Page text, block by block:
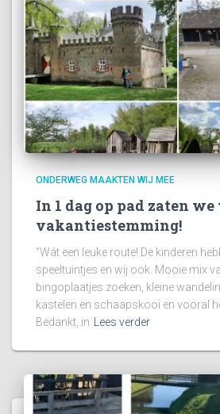
ONDERWEG MAAKTEN WIJ MEE
In 1 dag op pad zaten
vakantiestemming!
“Wát een leuke route! De kinderen
speeltuintjes en wij ook. Mooie mix
bingoplaatjes zoeken, kleine
kastelen en schaapskooi en vooral
Bedankt, in
Lees verder